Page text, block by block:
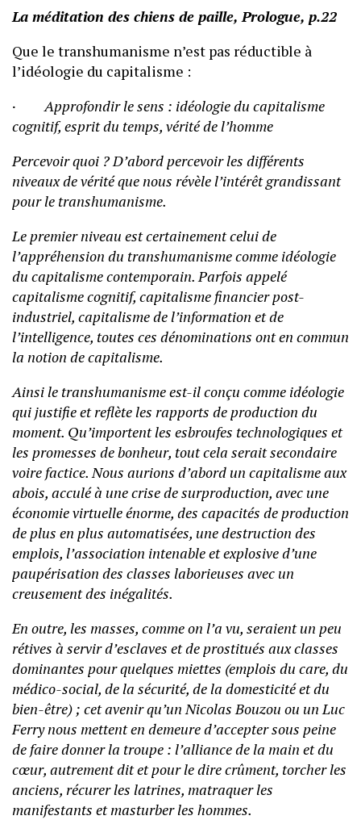
La méditation des chiens de paille, Prologue, p.22
Que le transhumanisme n’est pas réductible à
l’idéologie du capitalisme :
· Approfondir le sens : idéologie du capitalisme
cognitif, esprit du temps, vérité de l’homme
Percevoir quoi ? D’abord percevoir les différents
niveaux de vérité que nous révèle l’intérêt grandissant
pour le transhumanisme.
Le premier niveau est certainement celui de
l’appréhension du transhumanisme comme idéologie
du capitalisme contemporain. Parfois appelé
capitalisme cognitif, capitalisme financier post-
industriel, capitalisme de l’information et de
l’intelligence, toutes ces dénominations ont en commun
la notion de capitalisme.
Ainsi le transhumanisme est-il conçu comme idéologie
qui justifie et reflète les rapports de production du
moment. Qu’importent les esbroufes technologiques et
les promesses de bonheur, tout cela serait secondaire
voire factice. Nous aurions d’abord un capitalisme aux
abois, acculé à une crise de surproduction, avec une
économie virtuelle énorme, des capacités de production
de plus en plus automatisées, une destruction des
emplois, l’association intenable et explosive d’une
paupérisation des classes laborieuses avec un
creusement des inégalités.
En outre, les masses, comme on l’a vu, seraient un peu
rétives à servir d’esclaves et de prostitués aux classes
dominantes pour quelques miettes (emplois du care, du
médico-social, de la sécurité, de la domesticité et du
bien-être) ; cet avenir qu’un Nicolas Bouzou ou un Luc
Ferry nous mettent en demeure d’accepter sous peine
de faire donner la troupe : l’alliance de la main et du
cœur, autrement dit et pour le dire crûment, torcher les
anciens, récurer les latrines, matraquer les
manifestants et masturber les hommes.